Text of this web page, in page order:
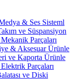
& Ses Sisteml
ve Süspansiyon
Parçaları
& Aksesuar Ürünle
ve Kaporta Ürünle
Parçaları
ve Diski